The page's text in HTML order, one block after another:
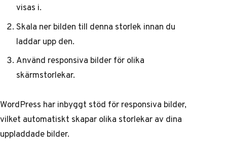
visas i.
Skala ner bilden till denna storlek innan du
laddar upp den.
Använd responsiva bilder för olika
skärmstorlekar.
WordPress har inbyggt stöd för responsiva bilder,
vilket automatiskt skapar olika storlekar av dina
uppladdade bilder.